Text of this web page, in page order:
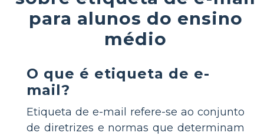
para alunos do ensino
médio
O que é etiqueta de e-
mail?
Etiqueta de e-mail refere-se ao conjunto
de diretrizes e normas que determinam